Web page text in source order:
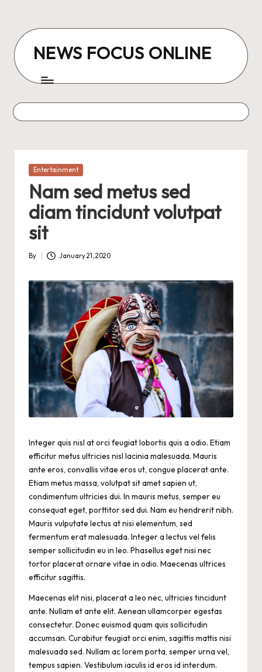
content
NEWS FOCUS ONLINE
Posted
Entertainment
Nam sed metus sed
diam tincidunt volutpat
sit
Posted
By January 21, 2020
Integer quis nisl at orci feugiat lobortis quis a odio. Etiam
efficitur metus ultricies nisl lacinia malesuada. Mauris
ante eros, convallis vitae eros ut, congue placerat ante.
Etiam metus massa, volutpat sit amet sapien ut,
condimentum ultricies dui. In mauris metus, semper eu
consequat eget, porttitor sed dui. Nam eu hendrerit nibh.
Mauris vulputate lectus at nisi elementum, sed
fermentum erat malesuada. Integer a lectus vel felis
semper sollicitudin eu in leo. Phasellus eget nisi nec
tortor placerat ornare vitae in odio. Maecenas ultrices
efficitur sagittis.
Maecenas elit nisi, placerat a leo nec, ultricies tincidunt
ante. Nullam et ante elit. Aenean ullamcorper egestas
consectetur. Donec euismod quam quis sollicitudin
accumsan. Curabitur feugiat orci enim, sagittis mattis nisi
malesuada sed. Nullam ac lorem porta, semper urna vel,
tempus sapien. Vestibulum iaculis id eros id interdum.